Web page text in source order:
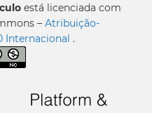
está licenciada com
– Atribuição-
Internacional .